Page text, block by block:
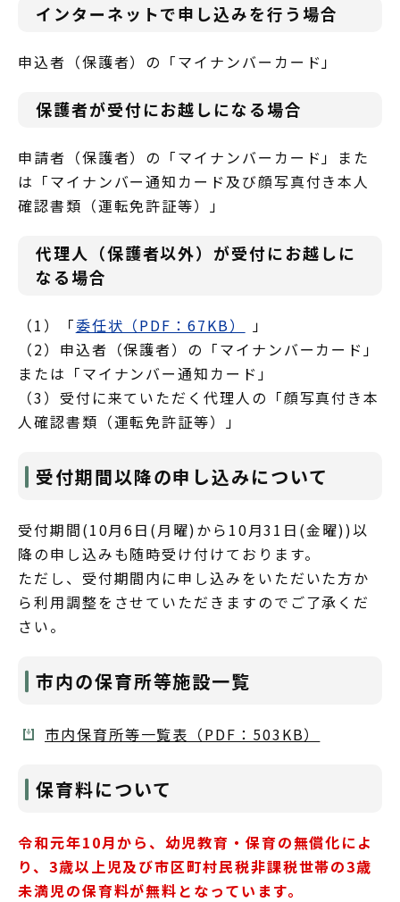
インターネットで申し込みを行う場合
申込者（保護者）の「マイナンバーカード」
保護者が受付にお越しになる場合
申請者（保護者）の「マイナンバーカード」また
は「マイナンバー通知カード及び顔写真付き本人
確認書類（運転免許証等）」
代理人（保護者以外）が受付にお越しに
なる場合
（1）「委任状（PDF：67KB）
」
（2）申込者（保護者）の「マイナンバーカード」
または「マイナンバー通知カード」
（3）受付に来ていただく代理人の「顔写真付き本
人確認書類（運転免許証等）」
受付期間以降の申し込みについて
受付期間(10月6日(月曜)から10月31日(金曜))以
降の申し込みも随時受け付けております。
ただし、受付期間内に申し込みをいただいた方か
ら利用調整をさせていただきますのでご了承くだ
さい。
市内の保育所等施設一覧
市内保育所等一覧表（PDF：503KB）
保育料について
令和元年10月から、幼児教育・保育の無償化によ
り、3歳以上児及び市区町村民税非課税世帯の3歳
未満児の保育料が無料となっています。